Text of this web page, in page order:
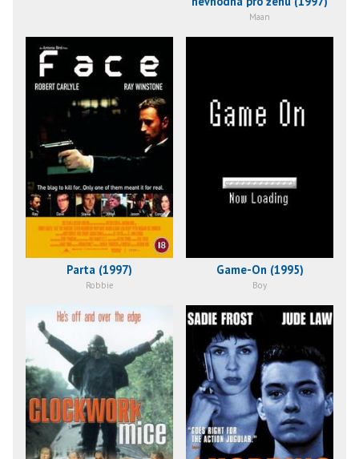
Maan
Parta (1997)
Robbie
Game-On (1995)
Boy